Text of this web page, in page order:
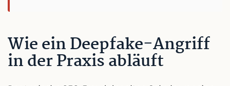
Wie ein Deepfake-Angriff
in der Praxis abläuft